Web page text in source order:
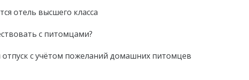
отель высшего класса
с питомцами?
с учётом пожеланий домашних питомцев